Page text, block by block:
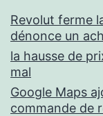
Revolut ferme
dénonce un
la hausse de
mal
Google Maps
commande de